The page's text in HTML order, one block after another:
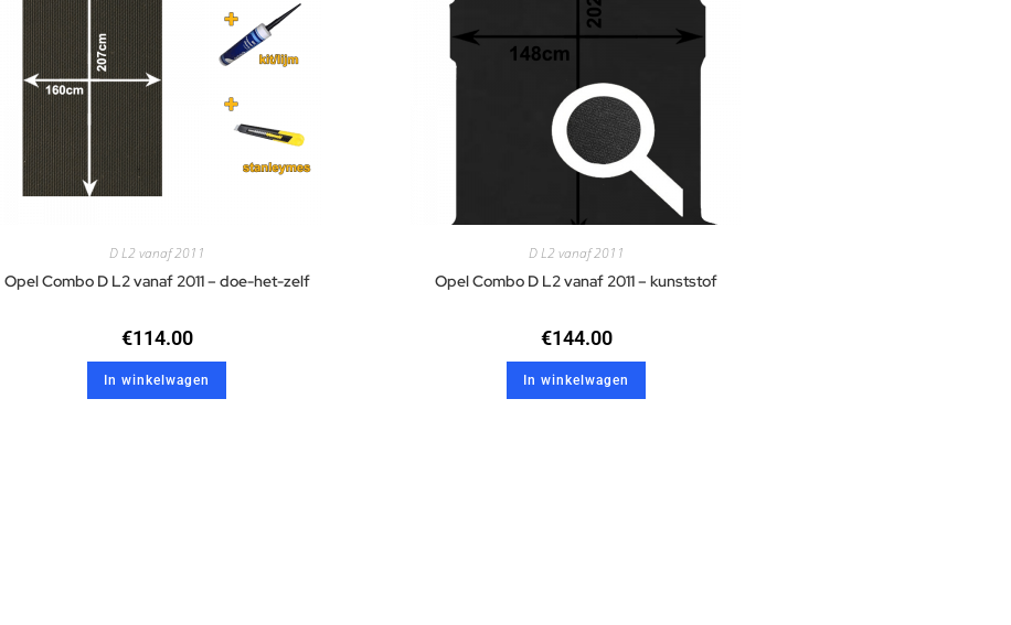
D L2 vanaf 2011
Opel Combo D L2 vanaf 2011 – doe-het-zelf
€114.00
In winkelwagen
D L2 vanaf 2011
Opel Combo D L2 vanaf 2011 – kunststof
€144.00
In winkelwagen